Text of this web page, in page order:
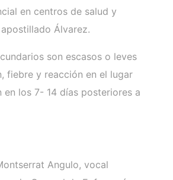
en centros de salud y
apostillado Álvarez.
son escasos o leves
fiebre y reacción en el lugar
en los 7- 14 días posteriores a
Angulo, vocal